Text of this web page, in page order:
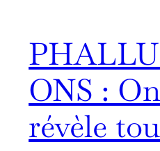
ONS :
révèle